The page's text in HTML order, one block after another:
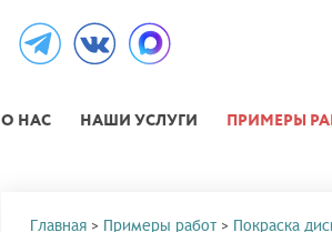
О НАС НАШИ УСЛУГИ ПРИМЕРЫ
Главная > Примеры работ > Покраска